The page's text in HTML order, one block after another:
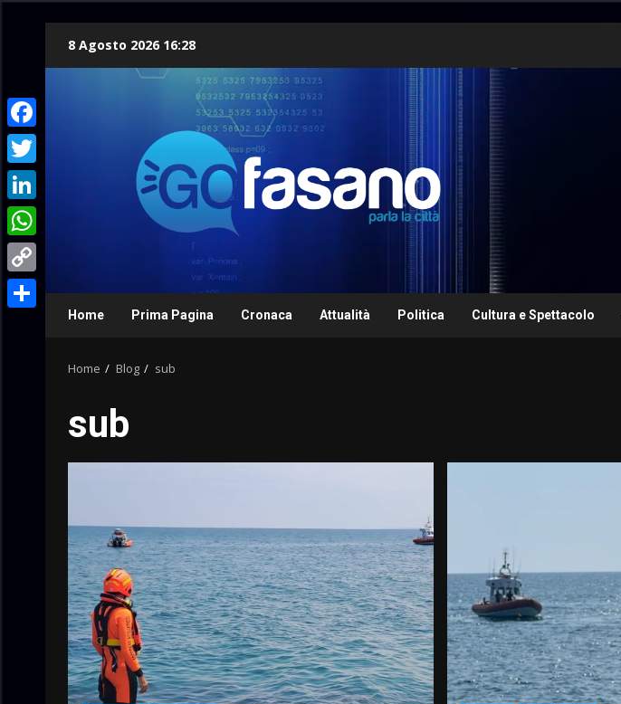
8 Agosto 2026 16:28
Home Prima Pagina Cronaca Attualità Politica Cultura e Spettacolo
Home Blog sub
sub
Facebook
Twitter
LinkedIn
WhatsApp
Copy